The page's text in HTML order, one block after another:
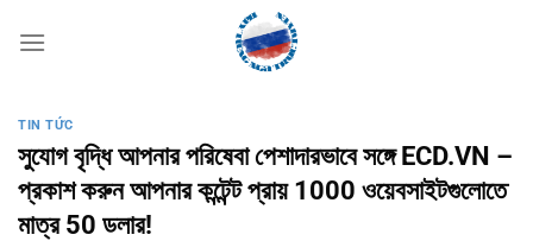
qua
TIN TỨC
সুযোগ বৃদ্ধি আপনার পরিষেবা পেশাদারভাবে সঙ্গে ECD.VN –
প্রকাশ করুন আপনার কন্টেন্ট প্রায় 1000 ওয়েবসাইটগুলোতে
মাত্র 50 ডলার!